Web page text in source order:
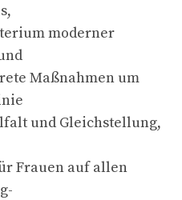
moderner
Maßnahmen um
und Gleichstellung,
Frauen auf allen